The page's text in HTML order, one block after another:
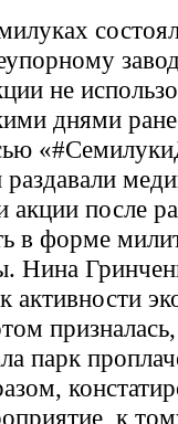
не
днями
акции после
в форме
Нина
призналась,
парк
к